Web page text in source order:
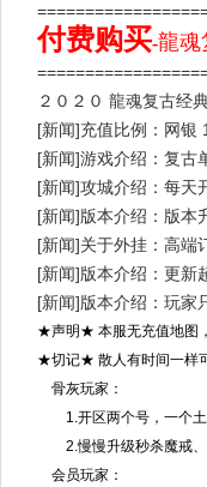
付费购买-龍魂
２０２０ 龍魂复古经
[新闻]充值比例：网银
[新闻]游戏介绍：复古
[新闻]攻城介绍：每天
[新闻]版本介绍：版本
[新闻]关于外挂：高端
[新闻]版本介绍：更新
[新闻]版本介绍：玩家
★声明★ 本服无充值地图
★切记★ 散人有时间一样
骨灰玩家：
1.开区两个号，一个土
2.慢慢升级秒杀魔戒、
会员玩家：